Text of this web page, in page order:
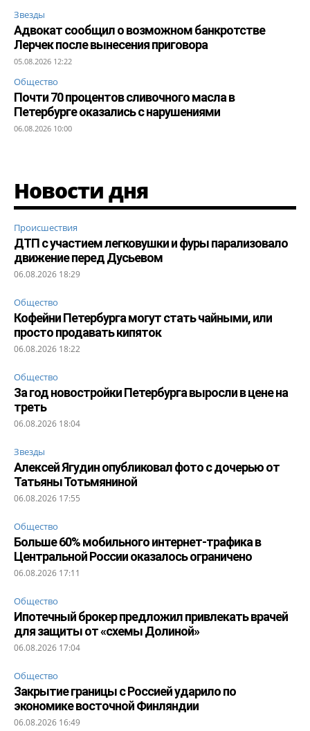
Звезды
Адвокат сообщил о возможном банкротстве
Лерчек после вынесения приговора
05.08.2026 12:22
Общество
Почти 70 процентов сливочного масла в
Петербурге оказались с нарушениями
06.08.2026 10:00
Новости дня
Происшествия
ДТП с участием легковушки и фуры парализовало
движение перед Дусьевом
06.08.2026 18:29
Общество
Кофейни Петербурга могут стать чайными, или
просто продавать кипяток
06.08.2026 18:22
Общество
За год новостройки Петербурга выросли в цене на
треть
06.08.2026 18:04
Звезды
Алексей Ягудин опубликовал фото с дочерью от
Татьяны Тотьмяниной
06.08.2026 17:55
Общество
Больше 60% мобильного интернет-трафика в
Центральной России оказалось ограничено
06.08.2026 17:11
Общество
Ипотечный брокер предложил привлекать врачей
для защиты от «схемы Долиной»
06.08.2026 17:04
Общество
Закрытие границы с Россией ударило по
экономике восточной Финляндии
06.08.2026 16:49